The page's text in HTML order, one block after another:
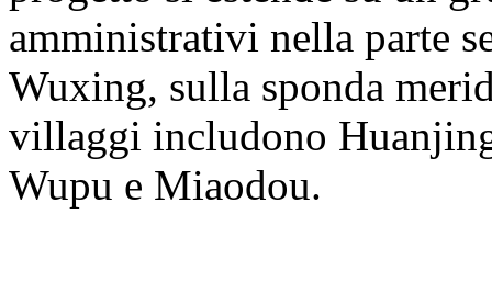
amministrativi nella parte
Wuxing, sulla sponda
villaggi includono
Wupu e Miaodou.